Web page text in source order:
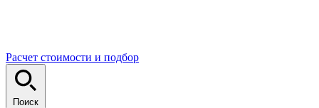
Расчет стоимости и подбор
Поиск